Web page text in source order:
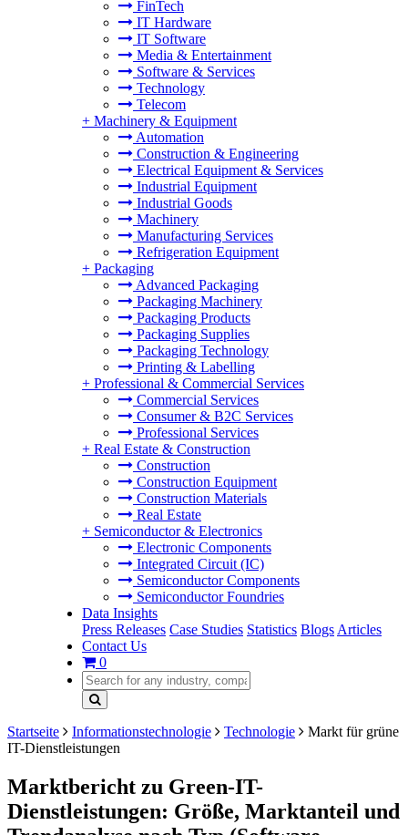
FinTech
IT Hardware
IT Software
Media & Entertainment
Software & Services
Technology
Telecom
+ Machinery & Equipment
Automation
Construction & Engineering
Electrical Equipment & Services
Industrial Equipment
Industrial Goods
Machinery
Manufacturing Services
Refrigeration Equipment
+ Packaging
Advanced Packaging
Packaging Machinery
Packaging Products
Packaging Supplies
Packaging Technology
Printing & Labelling
+ Professional & Commercial Services
Commercial Services
Consumer & B2C Services
Professional Services
+ Real Estate & Construction
Construction
Construction Equipment
Construction Materials
Real Estate
+ Semiconductor & Electronics
Electronic Components
Integrated Circuit (IC)
Semiconductor Components
Semiconductor Foundries
Data Insights
Press Releases Case Studies Statistics Blogs Articles
Contact Us
0
Startseite Informationstechnologie Technologie
Markt für grüne
IT-Dienstleistungen
Marktbericht zu Green-IT-
Dienstleistungen: Größe, Marktanteil und